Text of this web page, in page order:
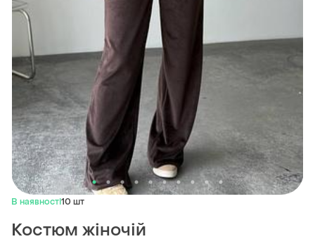
В наявності10 шт
Костюм жіночій